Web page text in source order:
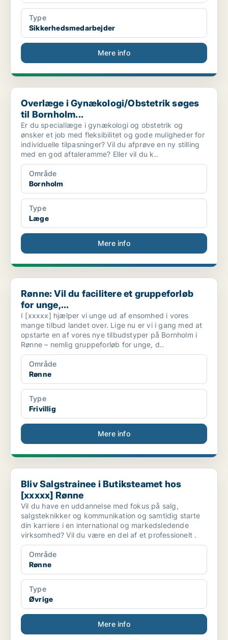
Type
Sikkerhedsmedarbejder
Mere info
Overlæge i Gynækologi/Obstetrik søges til Bornholm...
Overlæge i Gynækologi/Obstetrik søges
til Bornholm...
Er du speciallæge i gynækologi og obstetrik og
ønsker et job med fleksibilitet og gode muligheder for
individuelle tilpasninger? Vil du afprøve en ny stilling
med en god aftaleramme? Eller vil du k..
Område
Bornholm
Type
Læge
Mere info
Rønne: Vil du facilitere et gruppeforløb for unge,...
Rønne: Vil du facilitere et gruppeforløb
for unge,...
I [xxxxx] hjælper vi unge ud af ensomhed i vores
mange tilbud landet over. Lige nu er vi i gang med at
opstarte en af vores nye tilbudstyper på Bornholm i
Rønne – nemlig gruppeforløb for unge, d..
Område
Rønne
Type
Frivillig
Mere info
Bliv Salgstrainee i Butiksteamet hos [xxxxx] Rønne
Bliv Salgstrainee i Butiksteamet hos
[xxxxx] Rønne
Vil du have en uddannelse med fokus på salg,
salgsteknikker og kommunikation og samtidig starte
din karriere i en international og markedsledende
virksomhed? Vil du være en del af et professionelt .
Område
Rønne
Type
Øvrige
Mere info